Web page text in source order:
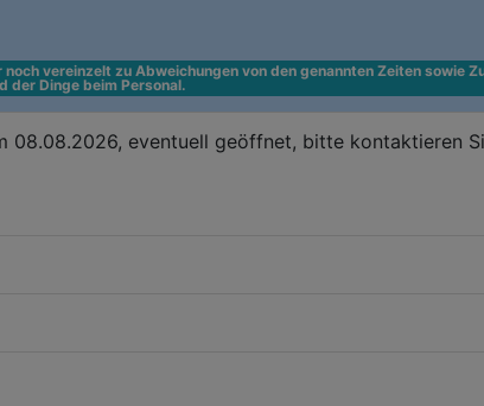
vereinzelt zu Abweichungen von den genannten Zeiten sowie
der Dinge beim Personal.
08.08.2026, eventuell geöffnet, bitte kontaktieren